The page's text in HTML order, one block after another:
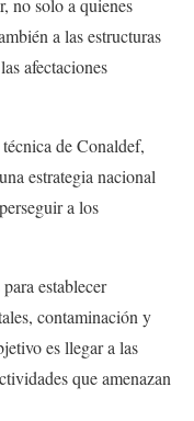
no solo a quienes
a las estructuras
afectaciones
de Conaldef,
estrategia nacional
a los
establecer
contaminación y
es llegar a las
que amenazan